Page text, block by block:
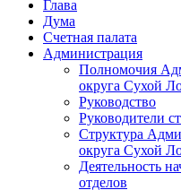
Глава
Дума
Счетная палата
Администрация
Полномочия
округа Сухой
Руководство
Руководители
Структура
округа Сухой
Деятельность
отделов